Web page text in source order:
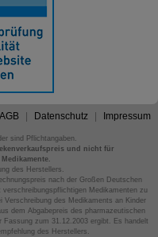
AGB Datenschutz Impressum
sind Pflichtangaben.
und nicht für
des Herstellers.
nach der Großen Deutschen
Medikamenten zu
Verschreibung des Medikaments an Kinder
dem Abgabepreis des pharmazeutischen
Fassung zum 31.12.2003 ergibt. Es handelt
des Herstellers.